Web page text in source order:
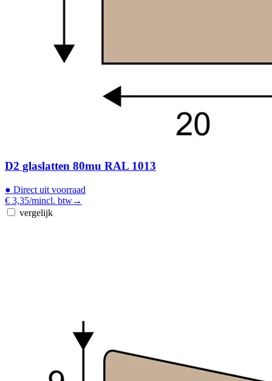
D2 glaslatten 80mu RAL 1013
● Direct uit voorraad
€ 3,35/mincl. btw→
vergelijk